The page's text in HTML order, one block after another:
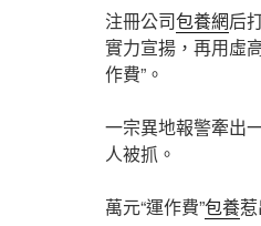
注冊公司包養網后
實力宣揚，再用虛
作費”。
一宗異地報警牽出
人被抓。
萬元“運作費”包養